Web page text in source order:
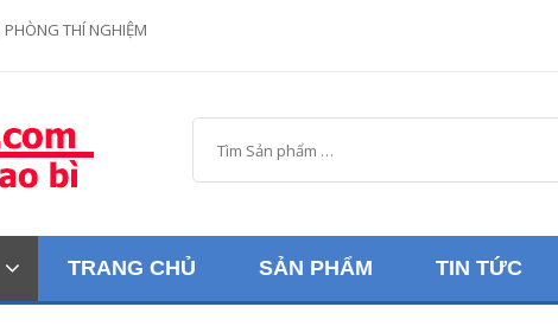
THÍ NGHIỆM
TRANG CHỦ SẢN PHẨM TIN TỨC